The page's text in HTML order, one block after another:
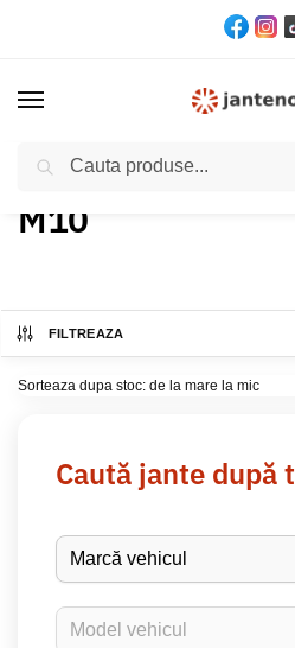
Acasă Produs Model / M10
M10
FILTREAZA
Caută jante după